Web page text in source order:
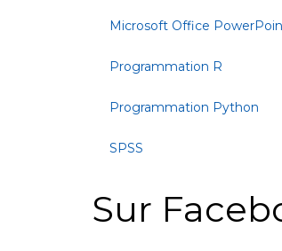
Microsoft Office
Programmation R
Programmation Python
SPSS
Sur